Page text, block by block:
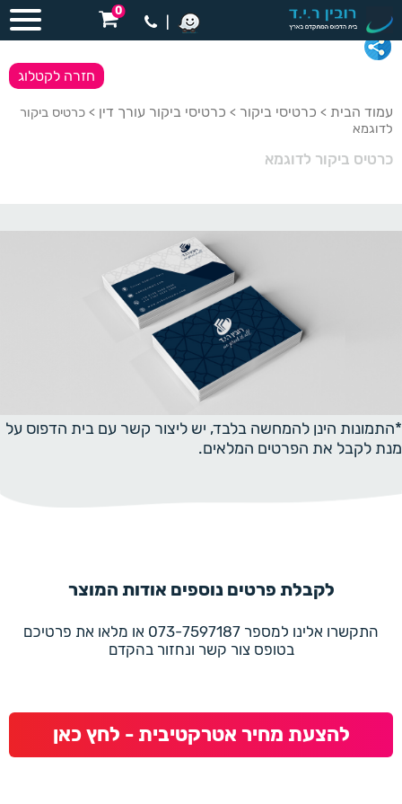
0
עמוד הבית > כרטיסי ביקור > כרטיסי ביקור עורך דין > כרטיס ביקור
לדוגמא
כרטיס ביקור לדוגמא
חזרה לקטלוג
*התמונות הינן להמחשה בלבד, יש ליצור קשר עם בית הדפוס על
מנת לקבל את הפרטים המלאים.
לקבלת פרטים נוספים אודות המוצר
התקשרו אלינו למספר 073-7597187 או מלאו את פרטיכם
בטופס צור קשר ונחזור בהקדם
להצעת מחיר אטרקטיבית - לחץ כאן